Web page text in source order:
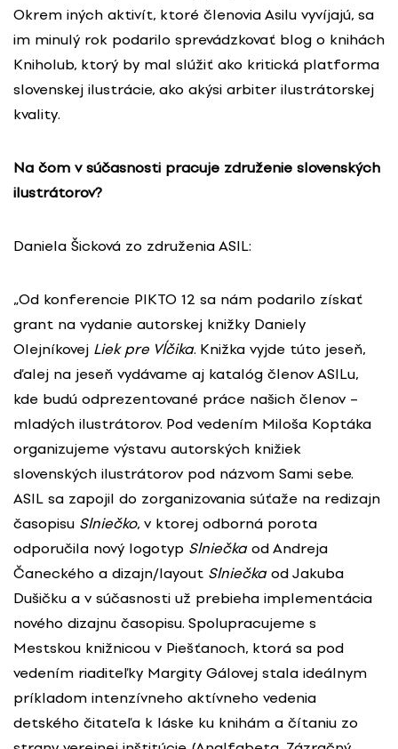
Okrem iných aktivít, ktoré členovia Asilu vyvíjajú, sa
im minulý rok podarilo sprevádzkovať blog o knihách
Kniholub, ktorý by mal slúžiť ako kritická platforma
slovenskej ilustrácie, ako akýsi arbiter ilustrátorskej
kvality.
Na čom v súčasnosti pracuje združenie slovenských
ilustrátorov?
Daniela Šicková zo združenia ASIL:
„Od konferencie PIKTO 12 sa nám podarilo získať
grant na vydanie autorskej knižky Daniely
Olejníkovej Liek pre Vĺčika. Knižka vyjde túto jeseň,
ďalej na jeseň vydávame aj katalóg členov ASILu,
kde budú odprezentované práce našich členov –
mladých ilustrátorov. Pod vedením Miloša Koptáka
organizujeme výstavu autorských knižiek
slovenských ilustrátorov pod názvom Sami sebe.
ASIL sa zapojil do zorganizovania súťaže na redizajn
časopisu Slniečko, v ktorej odborná porota
odporučila nový logotyp Slniečkaod Andreja
Čaneckého a dizajn/layout Slniečkaod Jakuba
Dušičku a v súčasnosti už prebieha implementácia
nového dizajnu časopisu. Spolupracujeme s
Mestskou knižnicou v Piešťanoch, ktorá sa pod
vedením riaditeľky Margity Gálovej stala ideálnym
príkladom intenzívneho aktívneho vedenia
detského čitateľa k láske ku knihám a čítaniu zo